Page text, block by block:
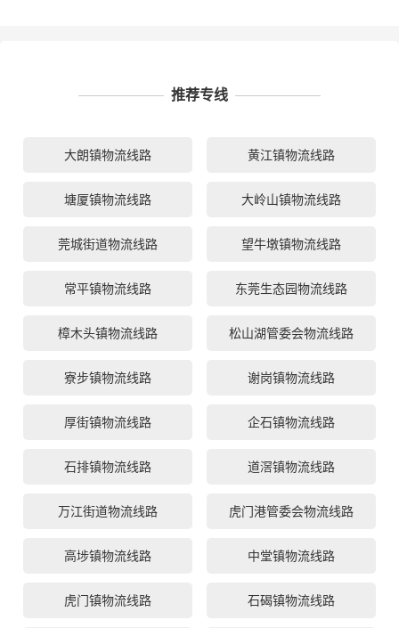
推荐专线
大朗镇物流线路 黄江镇物流线路
塘厦镇物流线路 大岭山镇物流线路
莞城街道物流线路 望牛墩镇物流线路
常平镇物流线路 东莞生态园物流线路
樟木头镇物流线路 松山湖管委会物流线路
寮步镇物流线路 谢岗镇物流线路
厚街镇物流线路 企石镇物流线路
石排镇物流线路 道滘镇物流线路
万江街道物流线路 虎门港管委会物流线路
高埗镇物流线路 中堂镇物流线路
虎门镇物流线路 石碣镇物流线路